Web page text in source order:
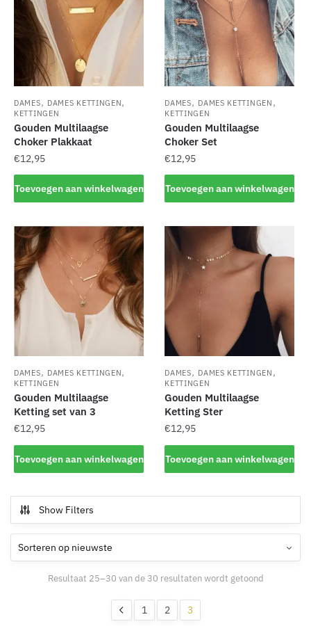
DAMES, DAMES KETTINGEN,
KETTINGEN
Gouden Multilaagse
Choker Plakkaat
€12,95
Toevoegen aan winkelwagen
DAMES, DAMES KETTINGEN ,
KETTINGEN
Gouden Multilaagse
Choker Set
€12,95
Toevoegen aan winkelwagen
DAMES, DAMES KETTINGEN,
KETTINGEN
Gouden Multilaagse
Ketting set van 3
€12,95
Toevoegen aan winkelwagen
DAMES, DAMES KETTINGEN ,
KETTINGEN
Gouden Multilaagse
Ketting Ster
€12,95
Toevoegen aan winkelwagen
Show Filters
Resultaat 25–30 van de 30 resultaten wordt getoondGesorteerd
1 2 3